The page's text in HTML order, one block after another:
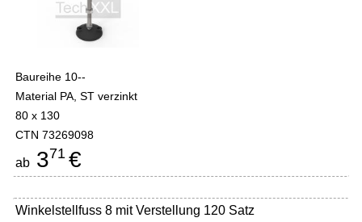
Baureihe 10--
Material PA, ST verzinkt
80 x 130
CTN 73269098
ab 371 €
Winkelstellfuss 8 mit Verstellung 120 Satz